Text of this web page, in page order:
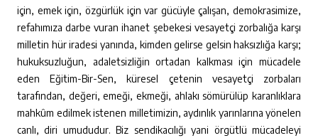
için, emek için, özgürlük için var gücüyle çalışan, demokrasimize,
refahımıza darbe vuran ihanet şebekesi vesayetçi zorbalığa karşı
milletin hür iradesi yanında, kimden gelirse gelsin haksızlığa karşı;
hukuksuzluğun, adaletsizliğin ortadan kalkması için mücadele
eden Eğitim-Bir-Sen, küresel çetenin vesayetçi zorbaları
tarafından, değeri, emeği, ekmeği, ahlakı sömürülüp karanlıklara
mahkûm edilmek istenen milletimizin, aydınlık yarınlarına yönelen
canlı, diri umududur. Biz sendikacılığı yani örgütlü mücadeleyi